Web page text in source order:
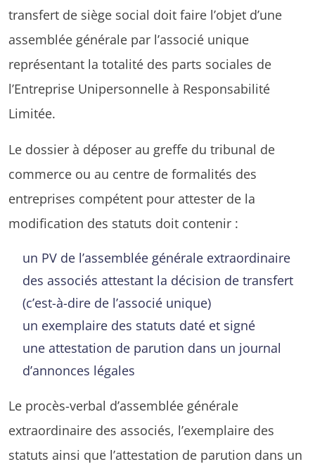
transfert de siège social doit faire l’objet d’une
assemblée générale par l’associé unique
représentant la totalité des parts sociales de
l’Entreprise Unipersonnelle à Responsabilité
Limitée.
Le dossier à déposer au greffe du tribunal de
commerce ou au centre de formalités des
entreprises compétent pour attester de la
modification des statuts doit contenir :
un PV de l’assemblée générale extraordinaire
des associés attestant la décision de transfert
(c’est-à-dire de l’associé unique)
un exemplaire des statuts daté et signé
une attestation de parution dans un journal
d’annonces légales
Le procès-verbal d’assemblée générale
extraordinaire des associés, l’exemplaire des
statuts ainsi que l’attestation de parution dans un